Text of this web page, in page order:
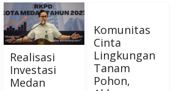
Realisasi
Investasi
Medan
Komunitas
Cinta
Lingkungan
Tanam
Pohon,